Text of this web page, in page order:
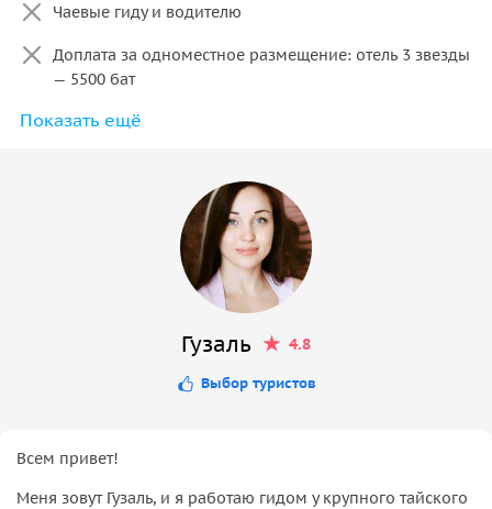
Чаевые гиду и водителю
Доплата за одноместное размещение: отель 3 звезды
— 5500 бат
Доплата за одноместное размещение: отель 4 звезды
Показать ещё
Гузаль 4.8
Выбор туристов
Всем привет!
Меня зовут Гузаль, и я работаю гидом у крупного тайского